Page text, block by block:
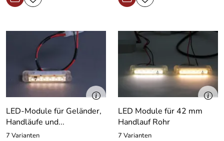
LED-Module für Geländer,
Handläufe und...
7 Varianten
LED Module für 42 mm
Handlauf Rohr
7 Varianten